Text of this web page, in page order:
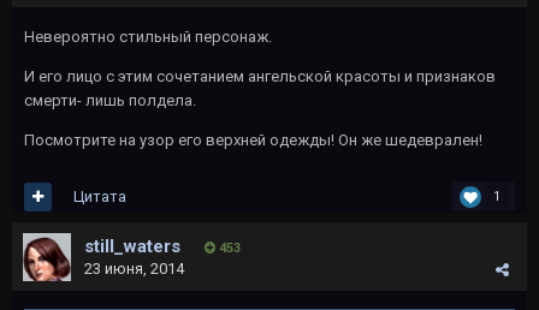
Невероятно стильный персонаж.
И его лицо с этим сочетанием ангельской красоты и признаков
смерти- лишь полдела.
Посмотрите на узор его верхней одежды! Он же шедеврален!
1
Цитата
still_waters 453
23 июня, 2014